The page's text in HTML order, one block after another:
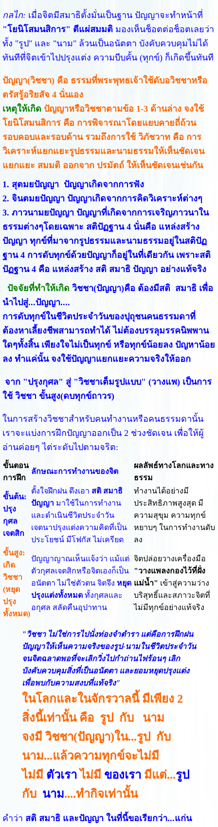
กลไก: เมื่อจิตมีสมาธิตั้งมั่นเป็นฐาน ปัญญาจะทำหน้าที่
"โยนิโสมนสิการ" ตีแผ่สมมติมองเห็นช็อตต่อช็อตเลยว่า
ทั้ง "รูป" และ "นาม" ล้วนเป็นอนัตตา บังคับควบคุมไม่ได้
ทันทีที่จิตเข้าไปปรุงแต่ง ความบีบคั้น (ทุกข์) ก็เกิดขึ้นทันที
ปัญญา(วิชชา) คือ ธรรมที่พระพุทธเจ้าใช้ดับอวิชชาหรือ
ตรัสรู้อริยสัจ 4 นั่นเอง
เหตุให้เกิด ปัญญาหรือวิชชาตามข้อ 1-3 ด้านล่าง จงใช้
โยนิโสมนสิการ คือ การพิจารณาโดยแยบคายถี่ถ้วน
รอบคอบและรอบด้าน รวมถึงการใช้ วิภัชวาท คือ การ
วิเคราะห์แยกแยะรูปธรรมและนามธรรมให้เห็นชัดเจน
แยกแยะ สมมติ ออกจาก ปรมัตถ์ ให้เห็นชัดเจนเช่นกัน
1. สุตมยปัญญา ปัญญาเกิดจากการฟัง
2. จินตมยปัญญา ปัญญาเกิดจากการคิดวิเคราะห์ต่างๆ
3. ภาวนามยปัญญา ปัญญาที่เกิดจากการเจริญภาวนาใน
ธรรมต่างๆโดยเฉพาะ สติปัฏฐาน 4 นั่นคือ แหล่งสร้าง
ปัญญา ทุกข์ที่มาจากรูปธรรมและนามธรรมอยู่ในสติปัฏ
ฐาน 4 การดับทุกข์ด้วยปัญญาก็อยู่ในที่เดียวกัน เพราะสติ
ปัฏฐาน 4 คือ แหล่งสร้าง สติ สมาธิ ปัญญา อย่างแท้จริง
ปัจจัยที่ทำให้เกิด วิชชา(ปัญญา)คือ ต้องมีสติ สมาธิ เพื่อ
นำไปสู่...ปัญญา....
การดับทุกข์ในชีวิตประจำวันของปุถุชนคนธรรมดาที่
ต้องหาเลี้ยงชีพสามารถทำได้ ไม่ต้องบรรลุมรรคนิพพาน
ใดๆทั้งสิ้น เพียงใจไม่เป็นทุกข์ หรือทุกข์น้อยลง ปัญหาน้อย
ลง ทำแค่นั้น จงใช้ปัญญาแยกแยะความจริงให้ออก
จาก "ปรุงกุศล" สู่ "วิชชาเต็มรูปแบบ" (วางแพ) เป็นการ
ใช้ วิชชา ขั้นสูง(ดบทุกข์ถาวร)
ในการสร้างวิชชาสำหรับคนทำงานหรือคนธรรมดานั้น
เราจะแบ่งการฝึกปัญญาออกเป็น 2 ช่วงชัดเจน เพื่อให้ผู้
อ่านค่อยๆ ไต่ระดับไปตามจริต:
ขั้นตอน
การฝึก
ลักษณะการทำงานของจิต
ผลลัพธ์ทางโลกและทาง
ธรรม
ขั้นต้น:
ปรุง
กุศล
เจตสิก
ตั้งใจฝึกฝน ดึงเอา สติ สมาธิ
ปัญญามาใช้ในการทำงาน
และดำเนินชีวิตประจำวัน
เจตนาปรุงแต่งความคิดที่เป็น
ประโยชน์ มีโฟกัส ไม่เครียด
ทำงานได้อย่างมี
ประสิทธิภาพสูงสุด มี
ความสุขุม ความทุกข์
หยาบๆ ในการทำงานดับ
ลง
ขั้นสูง:
เกิด
วิชชา
(หยุด
ปรุง
ทั้งหมด)
ปัญญาญาณเห็นแจ้งว่า แม้แต่
ตัวกุศลเจตสิกหรือจิตเองก็เป็น
อนัตตา ไม่ใช่ตัวตน จิตจึง หยุด
ปรุงแต่งทั้งหมดทั้งกุศลและ
อกุศล สลัดคืนอุปาทาน
จิตปล่อยวางเครื่องมือ
"วางแพลงกองไว้ที่ฝั่ง
แม่น้ำ" เข้าสู่ความว่าง
บริสุทธิ์และสภาวะจิตที่
ไม่มีทุกข์อย่างแท้จริง
"วิชชา ไม่ใช่การไปนั่งท่องจำตำรา แต่คือการฝึกฝน
ปัญญาให้เห็นความจริงของรูป-นามในชีวิตประจำวัน
จนจิตฉลาดพอที่จะเลิกวิ่งไปกำถ่านไฟร้อนๆ เลิก
บังคับควบคุมสิ่งที่เป็นอนัตตา และยอมหยุดปรุงแต่ง
เพื่อพบกับความสงบที่แท้จริง"
ในโลกและในจักรวาลนี้ มีเพียง 2
สิ่งนี้เท่านั้น คือ รูป กับ นาม
จงมี วิชชา(ปัญญา)ใน...รูป กับ
นาม...แล้วความทุกข์จะไม่มี
ไม่มี ตัวเราไม่มี ของเรามีแต่...รูป
กับ นาม....ทำกิจเท่านั้น
คำว่า สติ สมาธิ และปัญญา ในที่นี้ขอเรียกว่า...แก่น